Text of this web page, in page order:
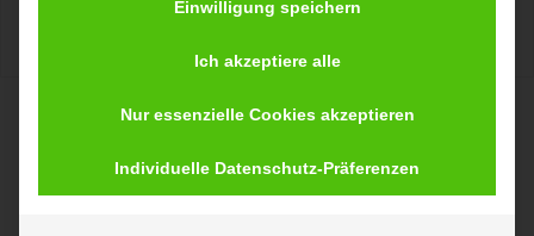
€
Einwilligung speichern
Ich akzeptiere alle
Nur essenzielle Cookies akzeptieren
Individuelle Datenschutz-Präferenzen